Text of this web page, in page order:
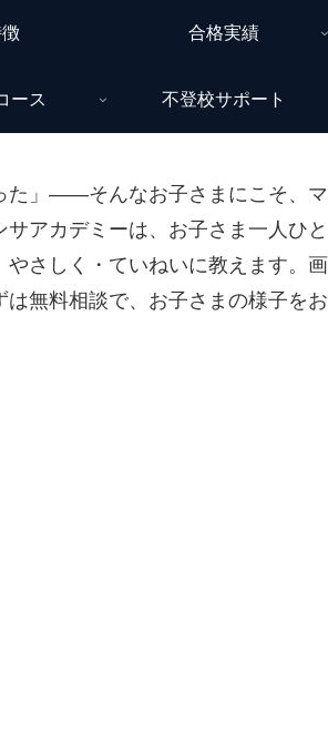
合格実績
ース 不登校サポート
た」——そんなお子さまにこそ、マ
アカデミーは、お子さま一人ひと
さしく・ていねいに教えます。画
無料相談で、お子さまの様子をお